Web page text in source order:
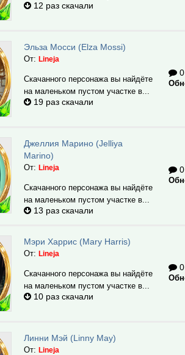
12 раз скачали
Эльза Мосси (Elza Mossi)
От: Lineja
Скачанного персонажа вы найдёте
на маленьком пустом участке в...
19 раз скачали
Джеллия Марино (Jelliya
Marino)
От: Lineja
Скачанного персонажа вы найдёте
на маленьком пустом участке в...
13 раз скачали
Мэри Харрис (Mary Harris)
От: Lineja
Скачанного персонажа вы найдёте
на маленьком пустом участке в...
10 раз скачали
Линни Мэй (Linny May)
От: Lineja